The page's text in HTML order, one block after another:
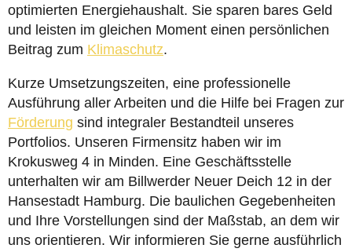
optimierten Energiehaushalt. Sie sparen bares Geld
und leisten im gleichen Moment einen persönlichen
Beitrag zum Klimaschutz.
Kurze Umsetzungszeiten, eine professionelle
Ausführung aller Arbeiten und die Hilfe bei Fragen zur
Förderung sind integraler Bestandteil unseres
Portfolios. Unseren Firmensitz haben wir im
Krokusweg 4 in Minden. Eine Geschäftsstelle
unterhalten wir am Billwerder Neuer Deich 12 in der
Hansestadt Hamburg. Die baulichen Gegebenheiten
und Ihre Vorstellungen sind der Maßstab, an dem wir
uns orientieren. Wir informieren Sie gerne ausführlich